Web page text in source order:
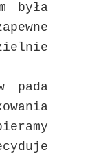
była
pada